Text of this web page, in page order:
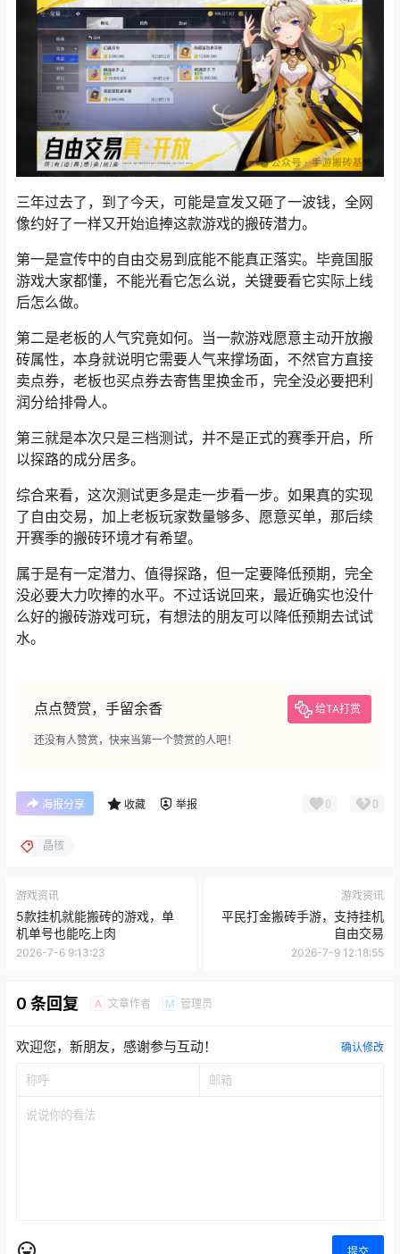
三年过去了，到了今天， 可能是宣发又砸了一波钱，全网
像约好了一样又开始追捧这款游戏的搬砖潜力。
第一是宣传中的自由交易到底能不能真正落实。毕竟国服
游戏大家都懂，不能光看它怎么说，关键要看它实际上线
后怎么做。
第二是老板的人气究竟如何。当一款游戏愿意主动开放搬
砖属性，本身就说明它需要人气来撑场面，不然官方直接
卖点券，老板也买点券去寄售里换金币，完全没必要把利
润分给排骨人。
第三就是本次只是三档测试，并不是正式的赛季开启，所
以探路的成分居多。
综合来看，这次测试更多是走一步看一步。如果真的实现
了自由交易，加上老板玩家数量够多、愿意买单，那后续
开赛季的搬砖环境才有希望。
属于是有一定潜力、值得探路，但一定要降低预期，完全
没必要大力吹捧的水平。不过话说回来，最近确实也没什
么好的搬砖游戏可玩，有想法的朋友可以降低预期去试试
水。
点点赞赏，手留余香 给TA打赏
还没有人赞赏，快来当第一个赞赏的人吧！
海报分享 收藏 举报 0 0
晶核
游戏资讯
5款挂机就能搬砖的游戏，单
机单号也能吃上肉
2026-7-6 9:13:23
游戏资讯
平民打金搬砖手游，支持挂机
自由交易
2026-7-9 12:18:55
0 条回复 A 文章作者 M 管理员
欢迎您，新朋友，感谢参与互动！ 确认修改